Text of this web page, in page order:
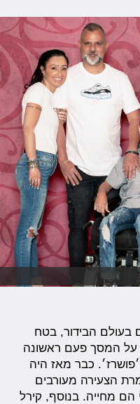
בעולם הבידור, בטח
על המסך פעם ראשונה
כבר מאז היה
הצעירה מעורבים
הם מחייה. בנוסף, קירל